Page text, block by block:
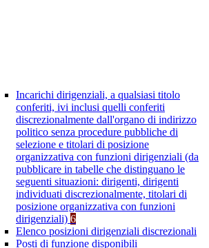
Incarichi dirigenziali, a qualsiasi titolo
conferiti, ivi inclusi quelli conferiti
discrezionalmente dall'organo di indirizzo
politico senza procedure pubbliche di
selezione e titolari di posizione
organizzativa con funzioni dirigenziali (da
pubblicare in tabelle che distinguano le
seguenti situazioni: dirigenti, dirigenti
individuati discrezionalmente, titolari di
posizione organizzativa con funzioni
dirigenziali) 6
Elenco posizioni dirigenziali discrezionali
Posti di funzione disponibili